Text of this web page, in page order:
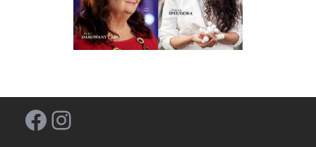
Facebook Instagram